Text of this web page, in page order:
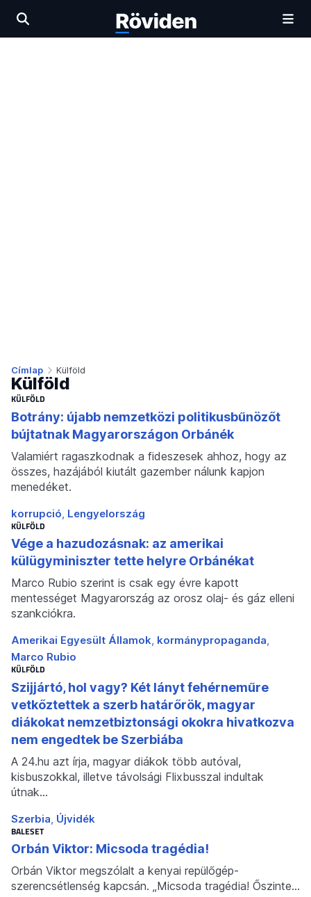
Címlap Külföld
Külföld
KÜLFÖLD
Botrány: újabb nemzetközi politikusbűnözőt
bújtatnak Magyarországon Orbánék
Valamiért ragaszkodnak a fideszesek ahhoz, hogy az
összes, hazájából kiutált gazember nálunk kapjon
menedéket.
korrupció Lengyelország
KÜLFÖLD
Vége a hazudozásnak: az amerikai
külügyminiszter tette helyre Orbánékat
Marco Rubio szerint is csak egy évre kapott
mentességet Magyarország az orosz olaj- és gáz elleni
szankciókra.
Amerikai Egyesült Államok kormánypropaganda
Marco Rubio
KÜLFÖLD
Szijjártó, hol vagy? Két lányt fehérneműre
vetkőztettek a szerb határőrök, magyar
diákokat nemzetbiztonsági okokra hivatkozva
nem engedtek be Szerbiába
A 24.hu azt írja, magyar diákok több autóval,
kisbuszokkal, illetve távolsági Flixbusszal indultak
útnak…
Szerbia Újvidék
BALESET
Orbán Viktor: Micsoda tragédia!
Orbán Viktor megszólalt a kenyai repülőgép-
szerencsétlenség kapcsán. „Micsoda tragédia! Őszinte…